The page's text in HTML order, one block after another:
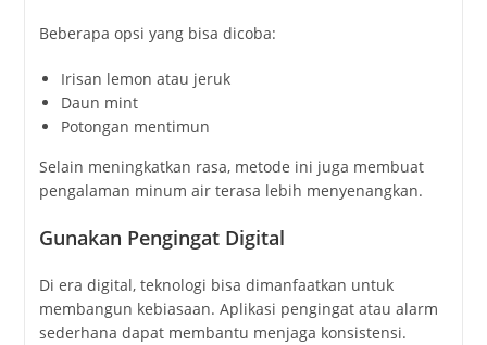
Beberapa opsi yang bisa dicoba:
Irisan lemon atau jeruk
Daun mint
Potongan mentimun
Selain meningkatkan rasa, metode ini juga membuat
pengalaman minum air terasa lebih menyenangkan.
Gunakan Pengingat Digital
Di era digital, teknologi bisa dimanfaatkan untuk
membangun kebiasaan. Aplikasi pengingat atau alarm
sederhana dapat membantu menjaga konsistensi.